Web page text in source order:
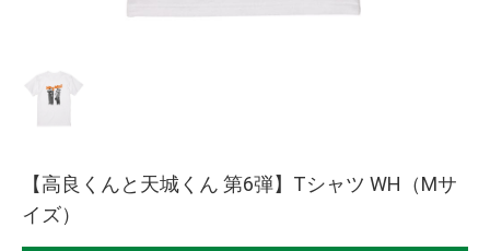
【高良くんと天城くん 第6弾】Tシャツ WH（Mサ
イズ）